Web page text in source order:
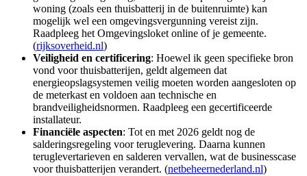
woning (zoals een thuisbatterij in de buitenruimte) kan
mogelijk wel een omgevingsvergunning vereist zijn.
Raadpleeg het Omgevingsloket online of je gemeente.
(rijksoverheid.nl)
Veiligheid en certificering: Hoewel ik geen specifieke bron
vond voor thuisbatterijen, geldt algemeen dat
energieopslagsystemen veilig moeten worden aangesloten op
de meterkast en voldoen aan technische en
brandveiligheidsnormen. Raadpleeg een gecertificeerde
installateur.
Financiële aspecten: Tot en met 2026 geldt nog de
salderingsregeling voor teruglevering. Daarna kunnen
teruglevertarieven en salderen vervallen, wat de businesscase
voor thuisbatterijen verandert. (netbeheernederland.nl)